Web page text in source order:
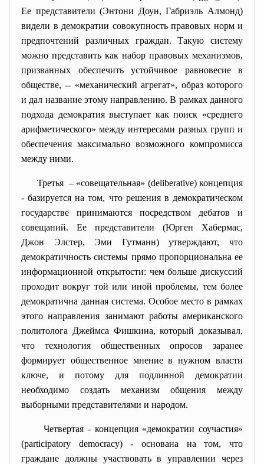
Ее представители (Энтони Доун, Габриэль Алмонд)
видели в демократии совокупность правовых норм и
предпочтений различных граждан. Такую систему
можно представить как набор правовых механизмов,
призванных обеспечить устойчивое равновесие в
обществе, -- «механический агрегат», образ которого
и дал название этому направлению. В рамках данного
подхода демократия выступает как поиск «среднего
арифметического» между интересами разных групп и
обеспечения максимально возможного компромисса
между ними.
Третья – «совещательная» (deliberative) концепция
- базируется на том, что решения в демократическом
государстве принимаются посредством дебатов и
совещаний. Ее представители (Юрген Хабермас,
Джон Элстер, Эми Гутманн) утверждают, что
демократичность системы прямо пропорциональна ее
информационной открытости: чем больше дискуссий
проходит вокруг той или иной проблемы, тем более
демократична данная система. Особое место в рамках
этого направления занимают работы американского
политолога Джеймса Фишкина, который доказывал,
что технология общественных опросов заранее
формирует общественное мнение в нужном власти
ключе, и потому для подлинной демократии
необходимо создать механизм общения между
выборными представителями и народом.
Четвертая - концепция «демократии соучастия»
(participatory democracy) - основана на том, что
граждане должны участвовать в управлении через